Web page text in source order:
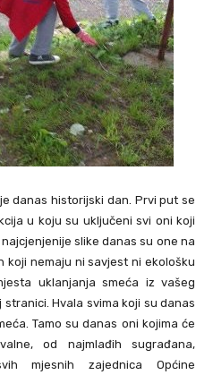
danas historijski dan. Prvi put se
u koju su uključeni svi oni koji
slike danas su one na
koji nemaju ni savjest ni ekološku
uklanjanja smeća iz vašeg
Hvala svima koji su danas
Tamo su danas oni kojima će
od najmlađih sugrađana,
mjesnih zajednica Općine